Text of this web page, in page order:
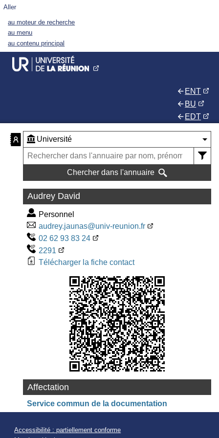
Aller
au moteur de recherche
au menu
au contenu principal
ENT
BU
EDT
Chercher dans l'annuaire
Audrey David
Personnel
audrey.jaunas@univ-reunion.fr
02 62 93 83 24
2291
Télécharger la fiche contact
Affectation
Service commun de la documentation
Accessibilité : partiellement conforme